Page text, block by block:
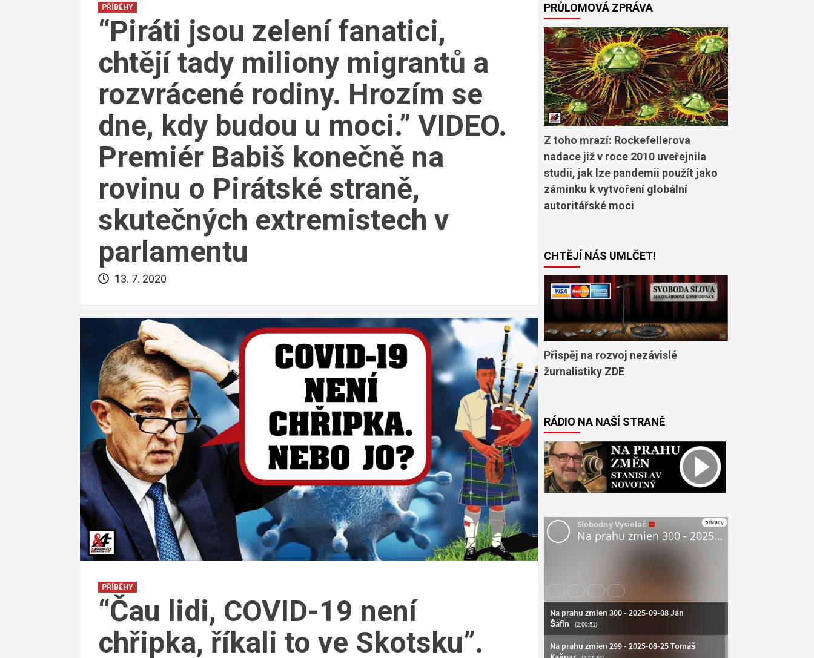
PŘÍBĚHY
“Piráti jsou zelení fanatici,
chtějí tady miliony migrantů a
rozvrácené rodiny. Hrozím se
dne, kdy budou u moci.” VIDEO.
Premiér Babiš konečně na
rovinu o Pirátské straně,
skutečných extremistech v
parlamentu
13. 7. 2020
PŘÍBĚHY
“Čau lidi, COVID-19 není
chřipka, říkali to ve Skotsku”.
PRŮLOMOVÁ ZPRÁVA
Z toho mrazí: Rockefellerova
nadace již v roce 2010 uveřejnila
studii, jak lze pandemii použít jako
záminku k vytvoření globální
autoritářské moci
CHTĚJÍ NÁS UMLČET!
Přispěj na rozvoj nezávislé
žurnalistiky ZDE
RÁDIO NA NAŠÍ STRANĚ